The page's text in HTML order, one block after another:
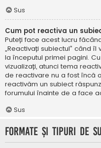
Sus
Cum pot reactiva un
Puteți face acest lucru
„Reactivați subiectul” când îl
la începutul primei pagini.
vizualizați, atunci tema
de reactivare nu a fost încă
reactivăm un subiect
forumului înainte de a face
Sus
Formate și tipuri de